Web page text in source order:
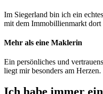
Im Siegerland bin ich ein
mit dem Immobillienmarkt dort
Mehr als eine Maklerin
Ein persönliches und
liegt mir besonders am Herzen.